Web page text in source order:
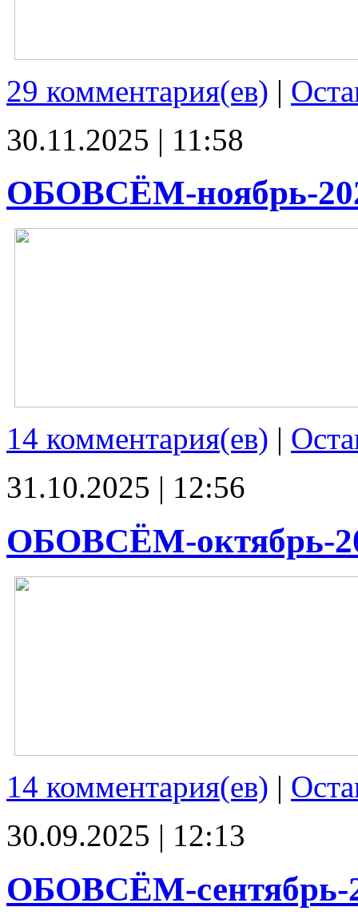
29 комментария(ев) |
30.11.2025 | 11:58
ОБОВСЁМ-ноябрь-
14 комментария(ев) |
31.10.2025 | 12:56
ОБОВСЁМ-октябрь-
14 комментария(ев) |
30.09.2025 | 12:13
ОБОВСЁМ-сентябрь-